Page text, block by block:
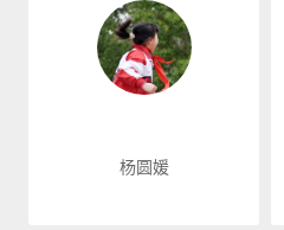
杨圆媛